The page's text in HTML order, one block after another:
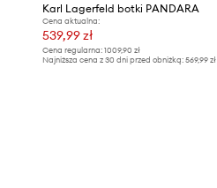
Karl Lagerfeld botki PANDARA
Cena aktualna:
539,99 zł
Cena regularna: 1009,90 zł
Najniższa cena z 30 dni przed obniżką: 569,99 zł